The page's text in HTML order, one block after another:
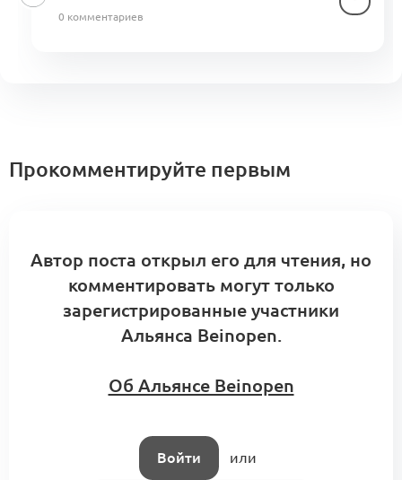
0 комментариев
Прокомментируйте первым
Автор поста открыл его для чтения, но
комментировать могут только
зарегистрированные участники
Альянса Beinopen.
Об Альянсе Beinopen
Войти или